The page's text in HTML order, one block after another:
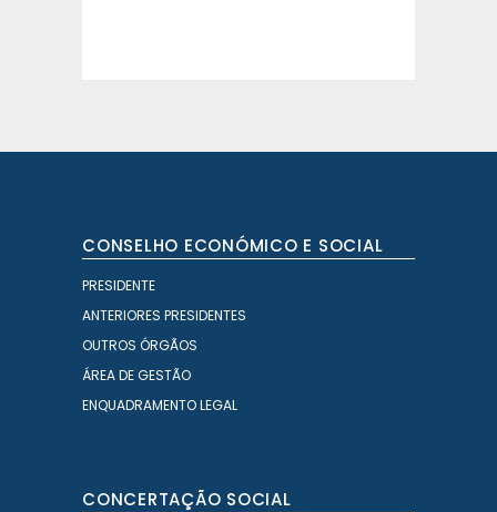
CONSELHO ECONÓMICO E SOCIAL
PRESIDENTE
ANTERIORES PRESIDENTES
OUTROS ÓRGÃOS
ÁREA DE GESTÃO
ENQUADRAMENTO LEGAL
CONCERTAÇÃO SOCIAL